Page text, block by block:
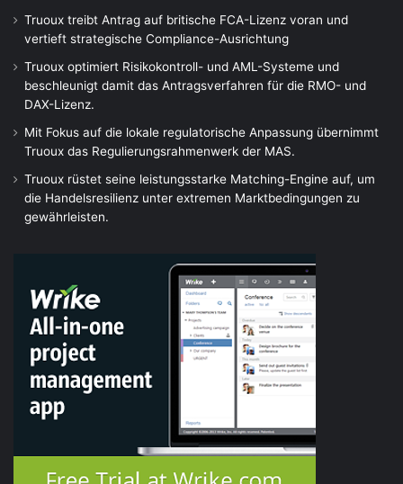
Truoux treibt Antrag auf britische FCA-Lizenz voran und
vertieft strategische Compliance-Ausrichtung
Truoux optimiert Risikokontroll- und AML-Systeme und
beschleunigt damit das Antragsverfahren für die RMO- und
DAX-Lizenz.
Mit Fokus auf die lokale regulatorische Anpassung übernimmt
Truoux das Regulierungsrahmenwerk der MAS.
Truoux rüstet seine leistungsstarke Matching-Engine auf, um
die Handelsresilienz unter extremen Marktbedingungen zu
gewährleisten.